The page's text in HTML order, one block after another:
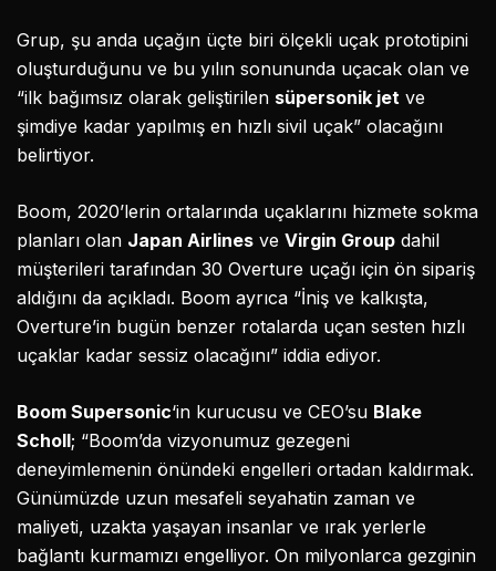
Grup, şu anda uçağın üçte biri ölçekli uçak prototipini
oluşturduğunu ve bu yılın sonununda uçacak olan ve
“ilk bağımsız olarak geliştirilen süpersonik jet ve
şimdiye kadar yapılmış en hızlı sivil uçak” olacağını
belirtiyor.
Boom, 2020’lerin ortalarında uçaklarını hizmete sokma
planları olan Japan Airlines ve Virgin Group dahil
müşterileri tarafından 30 Overture uçağı için ön sipariş
aldığını da açıkladı. Boom ayrıca “İniş ve kalkışta,
Overture’in bugün benzer rotalarda uçan sesten hızlı
uçaklar kadar sessiz olacağını” iddia ediyor.
Boom Supersonic‘in kurucusu ve CEO’su Blake
Scholl; “Boom’da vizyonumuz gezegeni
deneyimlemenin önündeki engelleri ortadan kaldırmak.
Günümüzde uzun mesafeli seyahatin zaman ve
maliyeti, uzakta yaşayan insanlar ve ırak yerlerle
bağlantı kurmamızı engelliyor. On milyonlarca gezginin